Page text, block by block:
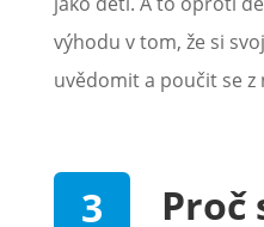
výhodu v tom, že si
uvědomit a poučit se z
Proč